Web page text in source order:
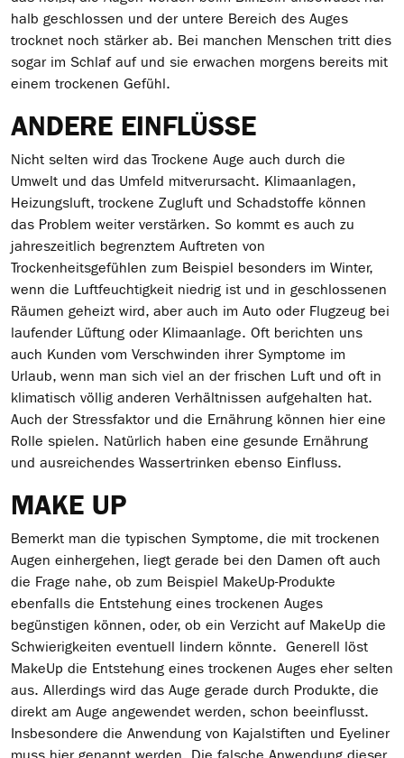
halb geschlossen und der untere Bereich des Auges
trocknet noch stärker ab. Bei manchen Menschen tritt dies
sogar im Schlaf auf und sie erwachen morgens bereits mit
einem trockenen Gefühl.
ANDERE EINFLÜSSE
Nicht selten wird das Trockene Auge auch durch die
Umwelt und das Umfeld mitverursacht. Klimaanlagen,
Heizungsluft, trockene Zugluft und Schadstoffe können
das Problem weiter verstärken. So kommt es auch zu
jahreszeitlich begrenztem Auftreten von
Trockenheitsgefühlen zum Beispiel besonders im Winter,
wenn die Luftfeuchtigkeit niedrig ist und in geschlossenen
Räumen geheizt wird, aber auch im Auto oder Flugzeug bei
laufender Lüftung oder Klimaanlage. Oft berichten uns
auch Kunden vom Verschwinden ihrer Symptome im
Urlaub, wenn man sich viel an der frischen Luft und oft in
klimatisch völlig anderen Verhältnissen aufgehalten hat.
Auch der Stressfaktor und die Ernährung können hier eine
Rolle spielen. Natürlich haben eine gesunde Ernährung
und ausreichendes Wassertrinken ebenso Einfluss.
MAKE UP
Bemerkt man die typischen Symptome, die mit trockenen
Augen einhergehen, liegt gerade bei den Damen oft auch
die Frage nahe, ob zum Beispiel MakeUp-Produkte
ebenfalls die Entstehung eines trockenen Auges
begünstigen können, oder, ob ein Verzicht auf MakeUp die
Schwierigkeiten eventuell lindern könnte. Generell löst
MakeUp die Entstehung eines trockenen Auges eher selten
aus. Allerdings wird das Auge gerade durch Produkte, die
direkt am Auge angewendet werden, schon beeinflusst.
Insbesondere die Anwendung von Kajalstiften und Eyeliner